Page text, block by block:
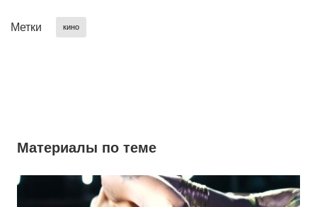
Метки кино
Материалы по теме